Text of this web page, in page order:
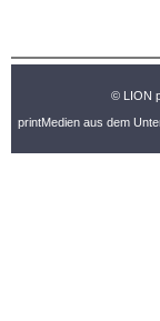
© LION
printMedien aus dem